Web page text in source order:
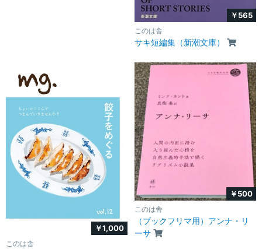
￥565
このは舎
サキ短編集（新潮文庫）
￥1,000
このは舎
￥500
このは舎
（ブックフリマ用）アンナ・リ
ーサ